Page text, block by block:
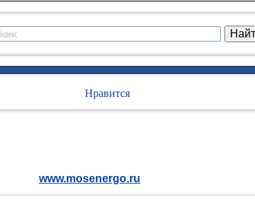
Нравится
www.mosenergo.ru